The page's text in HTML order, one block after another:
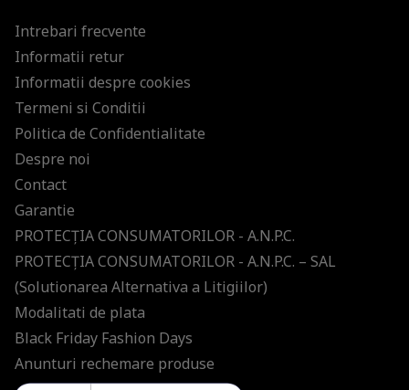
Intrebari frecvente
Informatii retur
Informatii despre cookies
Termeni si Conditii
Politica de Confidentialitate
Despre noi
Contact
Garantie
PROTECŢIA CONSUMATORILOR - A.N.P.C.
PROTECŢIA CONSUMATORILOR - A.N.P.C. – SAL
(Solutionarea Alternativa a Litigiilor)
Modalitati de plata
Black Friday Fashion Days
Anunturi rechemare produse